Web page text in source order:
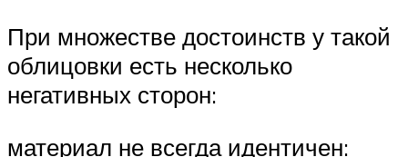
При множестве достоинств у такой
облицовки есть несколько
негативных сторон:
материал не всегда идентичен: